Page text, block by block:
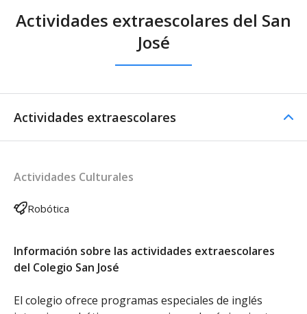
Actividades extraescolares del San
José
Actividades extraescolares
Actividades Culturales
Robótica
Información sobre las actividades extraescolares
del Colegio San José
El colegio ofrece programas especiales de inglés